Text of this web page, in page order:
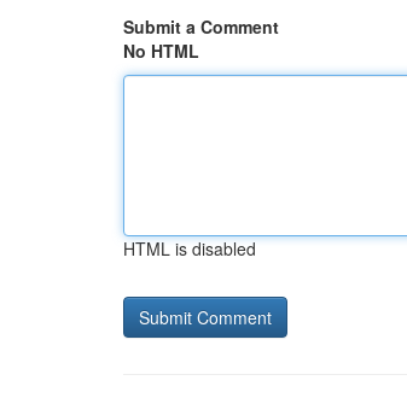
Submit a Comment
No HTML
HTML is disabled